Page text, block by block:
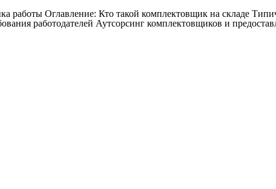
работы Оглавление: Кто такой комплектовщик на складе
работодателей Аутсорсинг комплектовщиков и